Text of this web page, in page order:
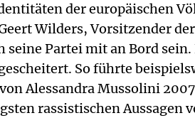
der europäischen
Wilders, Vorsitzender
seine Partei mit an Bord
So führte
Alessandra Mussolini
rassistischen Aussagen